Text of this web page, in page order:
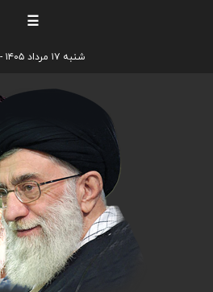
☰
شنبه ۱۷ مرداد ۱۴۰۵ - ۱۱:۵۰